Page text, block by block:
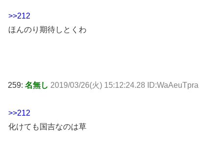
>>212
ほんのり期待しとくわ
259: 名無し 2019/03/26(火) 15:12:24.28 ID:WaAeuTpra
>>212
化けても国吉なのは草